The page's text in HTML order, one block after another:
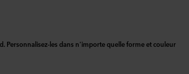
Personnalisez-les dans n'importe quelle forme et couleur